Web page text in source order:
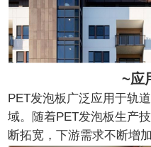
~应
PET发泡板广泛应用于轨
域。随着PET发泡板生产
断拓宽，下游需求不断增加